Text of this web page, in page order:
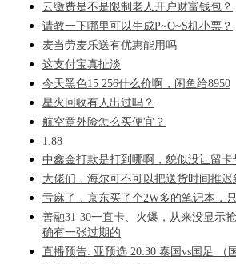
云缴费是不是限制老人开户财富钱包？
请教一下哪里可以生成P~O~S机小票？
麦当劳麦乐送有优惠能用吗
这支付宝真扯淡
今天黑色15 256什么价啊，闲鱼给8950
星火回收有人出过吗？
航空意外险怎么买便宜？
1.88
中鑫金打款是打到哪啊，貌似没让留卡
大佬们，海尔可不可以把送货时间推迟
亏麻了，京东买了个2W多的笔记本，只
善融31-30一直卡、火爆，从来没显示
确有一张过期的
直播预告: 亚预选 20:30 泰国vs国足 （